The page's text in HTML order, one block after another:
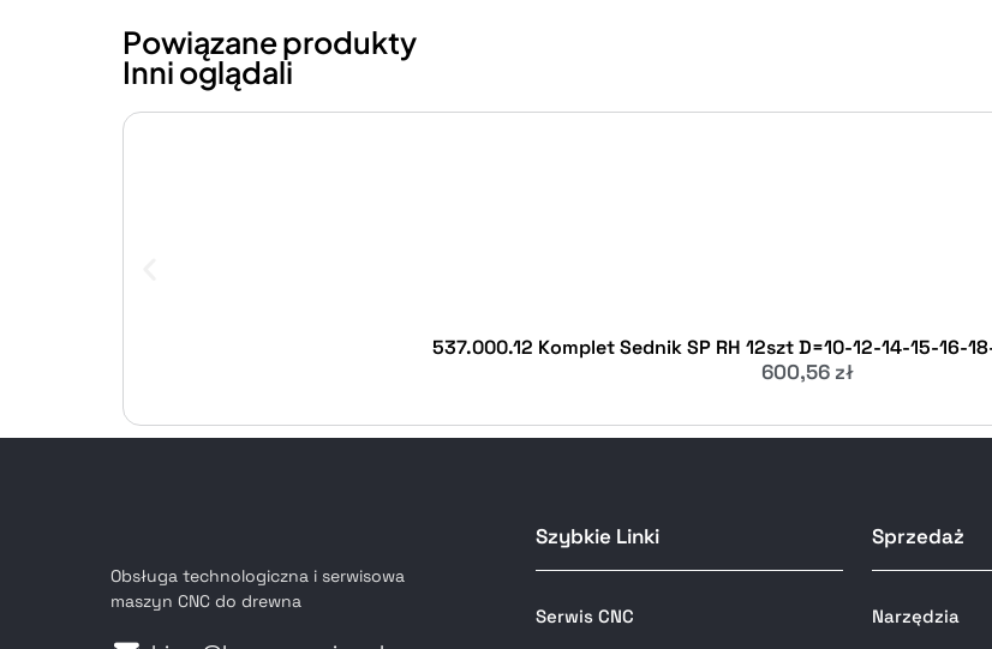
Powiązane produkty
Inni oglądali
537.000.12 Komplet Sednik SP RH 12szt D=10-12-14-15-16-
600,56 zł
Obsługa technologiczna i serwisowa
maszyn CNC do drewna
Szybkie Linki
Serwis CNC
Sprzedaż
Narzędzia